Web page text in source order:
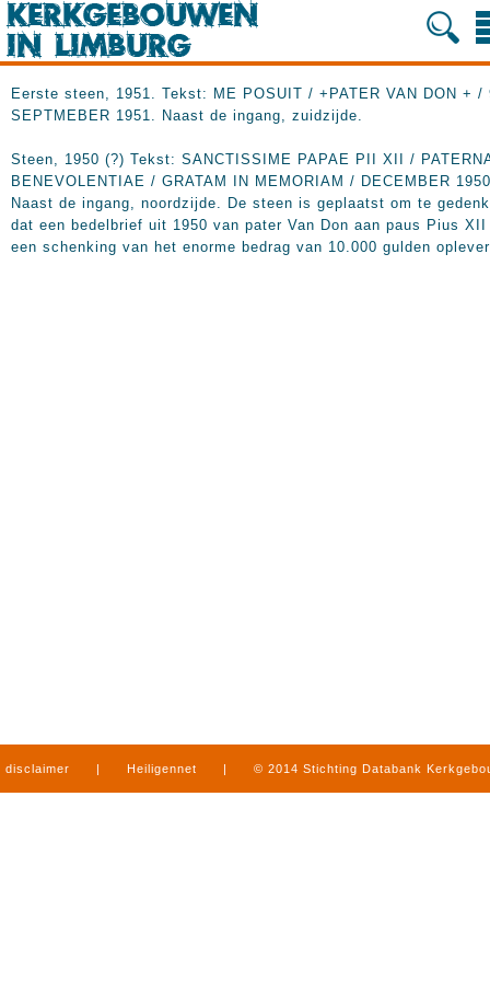
Eerste steen, 1951. Tekst: ME POSUIT / +PATER VAN DON + /
SEPTMEBER 1951. Naast de ingang, zuidzijde.
Steen, 1950 (?) Tekst: SANCTISSIME PAPAE PII XII /
BENEVOLENTIAE / GRATAM IN MEMORIAM / DECEMBER
Naast de ingang, noordzijde. De steen is geplaatst om te
dat een bedelbrief uit 1950 van pater Van Don aan paus Pius XII
een schenking van het enorme bedrag van 10.000 gulden
disclaimer | Heiligennet | © 2014 Stichting Databank